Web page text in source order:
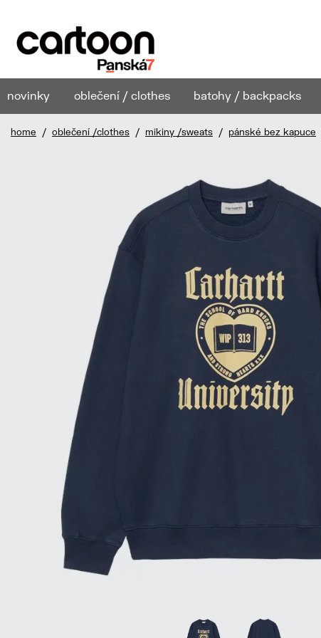
novinky oblečení / clothes batohy / backpacks
home / oblečení /clothes / mikiny /sweats / pánské bez kapuce